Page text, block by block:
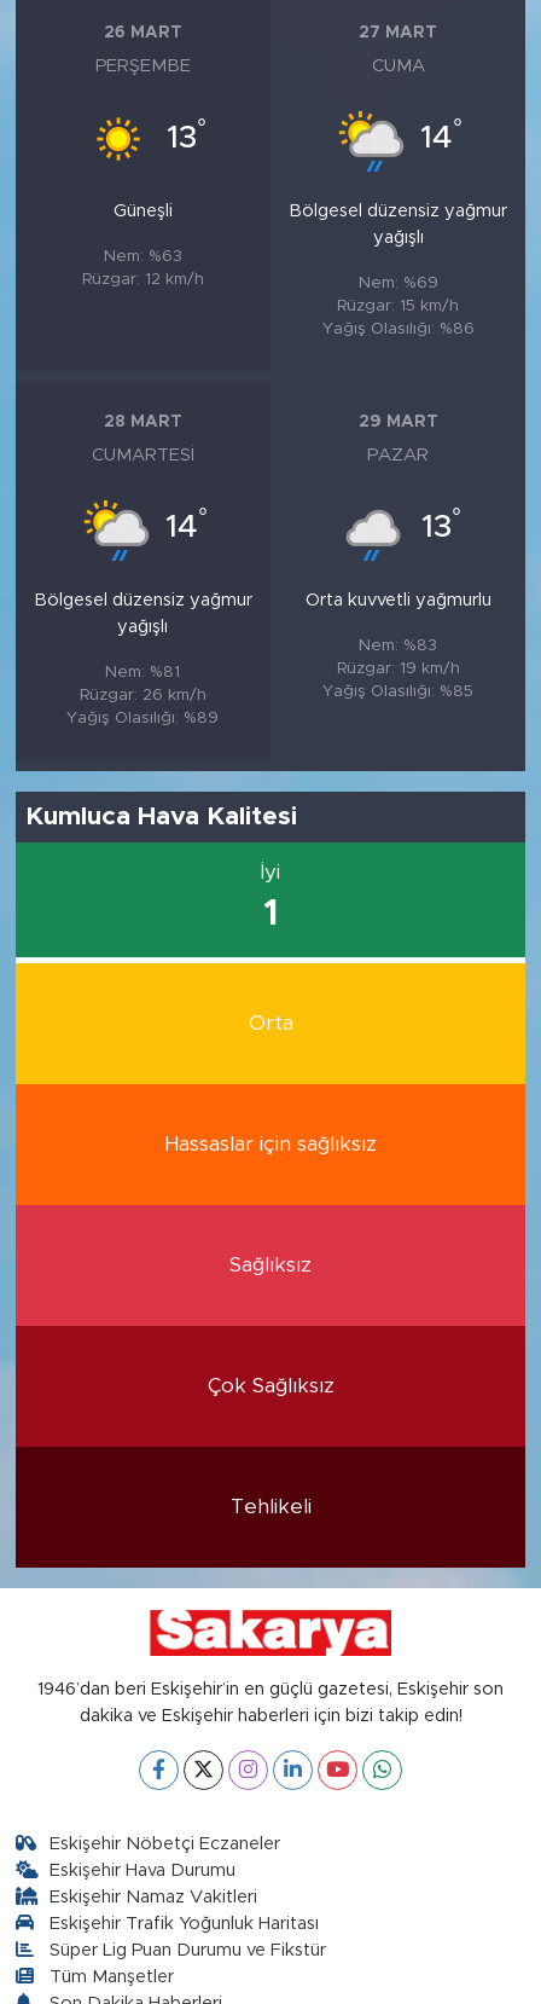
26 MART
PERŞEMBE
13°
Güneşli
Nem: %63
Rüzgar: 12 km/h
27 MART
CUMA
14°
Bölgesel düzensiz yağmur
yağışlı
Nem: %69
Rüzgar: 15 km/h
Yağış Olasılığı: %86
28 MART
CUMARTESI
14°
Bölgesel düzensiz yağmur
yağışlı
Nem: %81
Rüzgar: 26 km/h
Yağış Olasılığı: %89
29 MART
PAZAR
13°
Orta kuvvetli yağmurlu
Nem: %83
Rüzgar: 19 km/h
Yağış Olasılığı: %85
Kumluca Hava Kalitesi
İyi
1
Orta
Hassaslar için sağlıksız
Sağlıksız
Çok Sağlıksız
Tehlikeli
1946’dan beri Eskişehir’in en güçlü gazetesi, Eskişehir son
dakika ve Eskişehir haberleri için bizi takip edin!
Eskişehir Nöbetçi Eczaneler
Eskişehir Hava Durumu
Eskişehir Namaz Vakitleri
Eskişehir Trafik Yoğunluk Haritası
Süper Lig Puan Durumu ve Fikstür
Tüm Manşetler